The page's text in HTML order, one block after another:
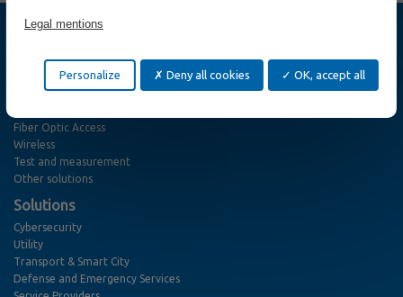
Cybersecurity
Ethernet Switch
Ethernet Access and Extender
Fiber Optic Access
Wireless
Test and measurement
Other solutions
Solutions
Cybersecurity
Utility
Transport & Smart City
Defense and Emergency Services
Legal mentions
OK, accept all
Deny all cookies
Personalize